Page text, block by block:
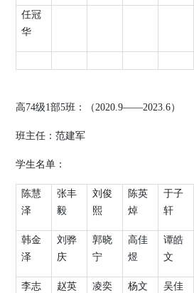
任冠
华
高74级1部5班：（2020.9——2023.6）
班主任：范建军
学生名单：
陈慧
泽
张丰
毅
刘俊
熙
陈英
焯
于子
轩
韩金
泽
刘骅
庆
郭晓
宁
高佳
煜
谭皓
文
李志
赵英
凌奕
杨文
吴佳